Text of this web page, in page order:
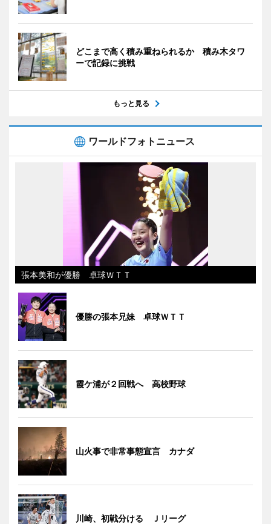
どこまで高く積み重ねられるか 積み木タワ
ーで記録に挑戦
もっと見る
ワールドフォトニュース
張本美和が優勝 卓球ＷＴＴ
優勝の張本兄妹 卓球ＷＴＴ
霞ケ浦が２回戦へ 高校野球
山火事で非常事態宣言 カナダ
川崎、初戦分ける Ｊリーグ